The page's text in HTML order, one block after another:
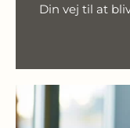
Din vej til at